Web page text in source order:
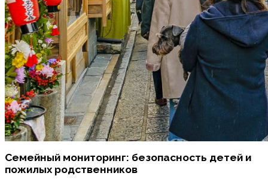
Семейный мониторинг: безопасность детей и
пожилых родственников